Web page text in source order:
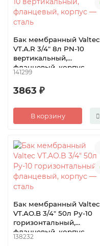
Бак мембранный Valtec
VT.A.R 3/4″ 8л PN-10
вертикальный,
фланцевый, корпус —
сталь
141299
3863 ₽
В корзину
Бак мембранный Valtec
VT.AO.B 3/4″ 50л Ру-10
горизонтальный,
фланцевый, корпус —
сталь
138232